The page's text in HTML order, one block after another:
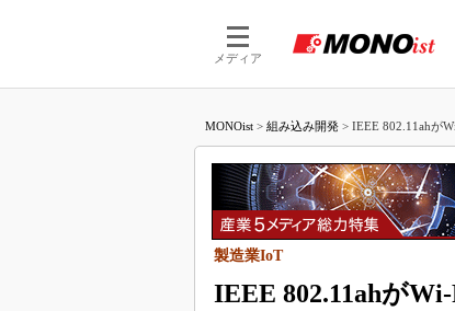
メディア
つなが
つなが
MONOist > 組み込み開発 > IEEE 802.11ahが
IEEE 802.11ahが
製造業IoT